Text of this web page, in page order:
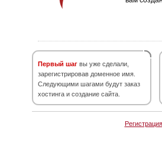
Первый шаг вы уже сделали,
зарегистрировав доменное имя.
Следующими шагами будут заказ
хостинга и создание сайта.